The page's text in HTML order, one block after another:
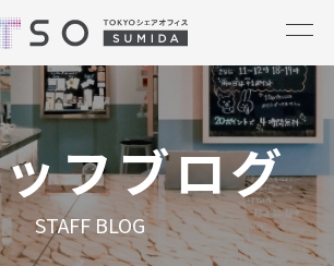
フブログ
STAFF BLOG